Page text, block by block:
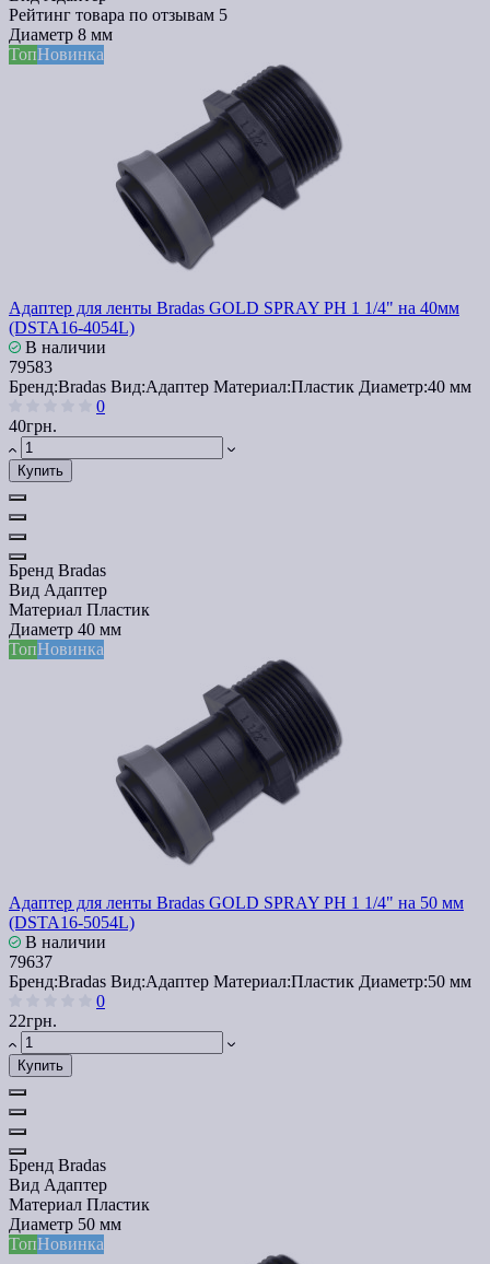
Рейтинг товара по отзывам 5
Диаметр 8 мм
ТопНовинка
Адаптер для ленты Bradas GOLD SPRAY РН 1 1/4" на 40мм
(DSTA16-4054L)
В наличии
79583
Бренд:Bradas Вид:Адаптер Материал:Пластик Диаметр:40 мм
0
40грн.
Купить
Бренд Bradas
Вид Адаптер
Материал Пластик
Диаметр 40 мм
ТопНовинка
Адаптер для ленты Bradas GOLD SPRAY РН 1 1/4" на 50 мм
(DSTA16-5054L)
В наличии
79637
Бренд:Bradas Вид:Адаптер Материал:Пластик Диаметр:50 мм
0
22грн.
Купить
Бренд Bradas
Вид Адаптер
Материал Пластик
Диаметр 50 мм
ТопНовинка